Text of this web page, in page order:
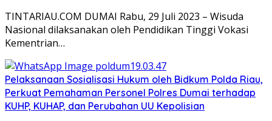
TINTARIAU.COM DUMAI Rabu, 29 Juli 2023 – Wisuda
Nasional dilaksanakan oleh Pendidikan Tinggi Vokasi
Kementrian…
Pelaksanaan Sosialisasi Hukum oleh Bidkum Polda Riau,
Perkuat Pemahaman Personel Polres Dumai terhadap
KUHP, KUHAP, dan Perubahan UU Kepolisian